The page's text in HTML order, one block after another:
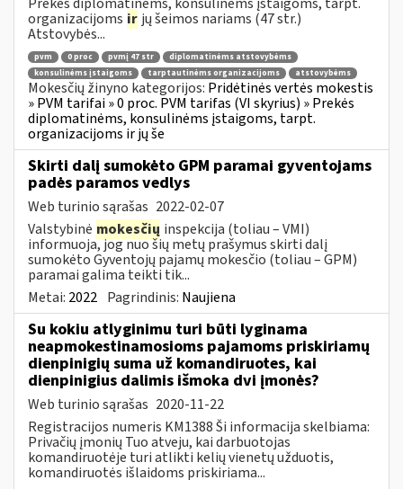
organizacijoms ir jų šeimos nariams (47 str.)
Atstovybės...
pvm 0 proc pvmį 47 str
diplomatinėms atstovybėms
konsulinėms įstaigoms
tarptautinėms organizacijoms atstovybėms
Mokesčių žinyno kategorijos: Pridėtinės vertės mokestis
» PVM tarifai » 0 proc. PVM tarifas (VI skyrius) » Prekės
diplomatinėms, konsulinėms įstaigoms, tarpt.
organizacijoms ir jų še
Skirti dalį sumokėto GPM paramai gyventojams
padės paramos vedlys
Web turinio sąrašas 2022-02-07
Valstybinė mokesčių inspekcija (toliau – VMI)
informuoja, jog nuo šių metų prašymus skirti dalį
sumokėto Gyventojų pajamų mokesčio (toliau – GPM)
paramai galima teikti tik...
Metai: 2022 Pagrindinis: Naujiena
Su kokiu atlyginimu turi būti lyginama
neapmokestinamosioms pajamoms priskiriamų
dienpinigių suma už komandiruotes, kai
dienpinigius dalimis išmoka dvi įmonės?
Web turinio sąrašas 2020-11-22
Registracijos numeris KM1388 Ši informacija skelbiama:
Privačių įmonių Tuo atveju, kai darbuotojas
komandiruotėje turi atlikti kelių vienetų užduotis,
komandiruotės išlaidoms priskiriama...